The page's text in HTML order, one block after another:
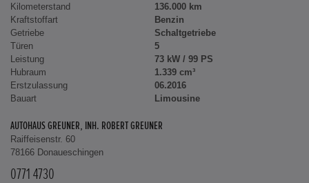
Kilometerstand
136.000 km
Kraftstoffart
Benzin
Getriebe
Schaltgetriebe
Türen
5
Leistung
73 kW / 99 PS
Hubraum
1.339 cm³
Erstzulassung
06.2016
Bauart
Limousine
AUTOHAUS GREUNER, INH. ROBERT GREUNER
Raiffeisenstr. 60
78166 Donaueschingen
0771 4730